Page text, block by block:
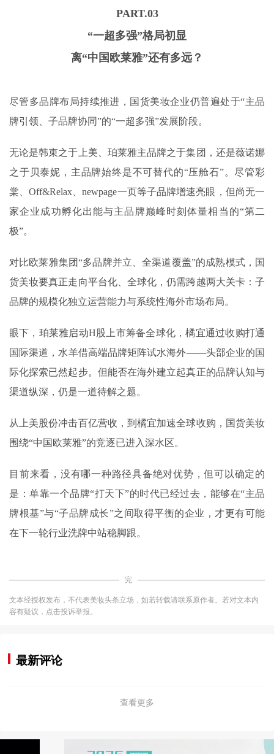
PART.03
“一超多强”格局初显
离“中国欧莱雅”还有多远？
尽管多品牌布局持续推进，国货美妆企业仍普遍处于“主品
牌引领、子品牌协同”的“一超多强”发展阶段。
无论是韩束之于上美、珀莱雅主品牌之于集团，还是薇诺娜
之于贝泰妮，主品牌始终是不可替代的“压舱石”。尽管彩
棠、Off&Relax、newpage一页等子品牌增速亮眼，但尚无一
家企业成功孵化出能与主品牌巅峰时刻体量相当的“第二
极”。
对比欧莱雅集团“多品牌并立、全渠道覆盖”的成熟模式，国
货美妆要真正走向平台化、全球化，仍需跨越两大关卡：子
品牌的规模化独立运营能力与系统性海外市场布局。
眼下，珀莱雅启动H股上市筹备全球化，橘宜通过收购打通
国际渠道，水羊借高端品牌矩阵试水海外——头部企业的国
际化探索已然起步。但能否在海外建立起真正的品牌认知与
渠道纵深，仍是一道待解之题。
从上美股份冲击百亿营收，到橘宜加速全球收购，国货美妆
围绕“中国欧莱雅”的竞逐已进入深水区。
目前来看，没有哪一种路径具备绝对优势，但可以确定的
是：单靠一个品牌“打天下”的时代已经过去，能够在“主品
牌根基”与“子品牌成长”之间取得平衡的企业，才更有可能
在下一轮行业洗牌中站稳脚跟。
完
文本经授权发布，不代表美妆头条立场，如若转载请联系原作者。若对文本内
容有疑议，点击投诉举报。
最新评论
查看更多